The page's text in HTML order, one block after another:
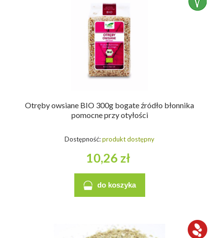
Otręby owsiane BIO 300g bogate źródło błonnika
pomocne przy otyłości
Dostępność:produkt dostępny
10,26 zł
do koszyka